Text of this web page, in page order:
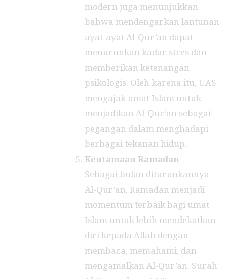
modern juga menunjukkan
bahwa mendengarkan lantunan
ayat-ayat Al-Qur’an dapat
menurunkan kadar stres dan
memberikan ketenangan
psikologis. Oleh karena itu, UAS
mengajak umat Islam untuk
menjadikan Al-Qur’an sebagai
pegangan dalam menghadapi
berbagai tekanan hidup.
Keutamaan Ramadan
Sebagai bulan diturunkannya
Al-Qur’an, Ramadan menjadi
momentum terbaik bagi umat
Islam untuk lebih mendekatkan
diri kepada Allah dengan
membaca, memahami, dan
mengamalkan Al-Qur’an. Surah